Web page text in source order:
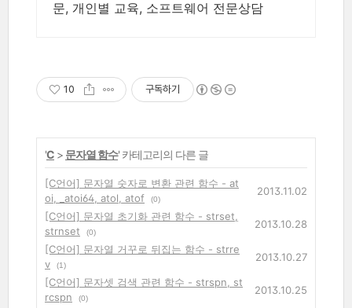
문, 개인별 교육, 소프트웨어 전문상담
10 구독하기
'C > 문자열 함수' 카테고리의 다른 글
[C언어] 문자열 숫자로 변환 관련 함수 - at
oi, _atoi64, atol, atof
(0)
2013.11.02
[C언어] 문자열 초기화 관련 함수 - strset,
strnset
(0)
2013.10.28
[C언어] 문자열 거꾸로 뒤집는 함수 - strre
v
(1)
2013.10.27
[C언어] 문자셋 검색 관련 함수 - strspn, st
rcspn
(0)
2013.10.25